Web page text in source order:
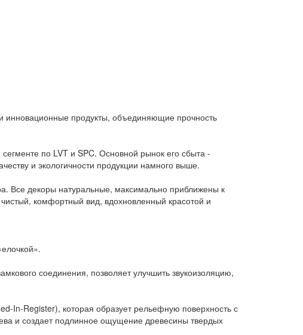
инновационные продукты, объединяющие прочность
по LVT и SPC. Основной рынок его сбыта -
и экологичности продукции намного выше.
Все декоры натуральные, максимально приближены к
комфортный вид, вдохновленный красотой и
соединения, позволяет улучшить звукоизоляцию,
In-Register), которая образует рельефную поверхность с
и создает подлинное ощущение древесины твердых